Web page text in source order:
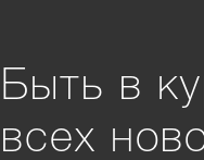
Быть в
всех